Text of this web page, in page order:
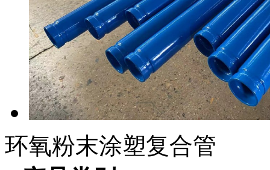
环氧粉末涂塑复合管